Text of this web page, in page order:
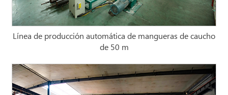
Línea de producción automática de mangueras de caucho
de 50 m